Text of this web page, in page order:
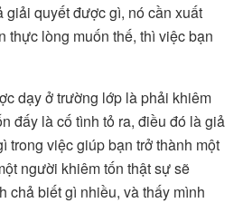
giải quyết được gì, nó cần xuất
thực lòng muốn thế, thì việc bạn
dạy ở trường lớp là phải khiêm
đấy là cố tình tỏ ra, điều đó là giả
trong việc giúp bạn trở thành một
người khiêm tốn thật sự sẽ
chả biết gì nhiều, và thấy mình